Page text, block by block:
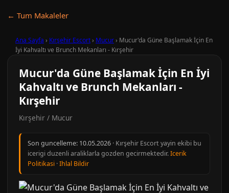
← Tum Makaleler
Ana Sayfa › Kırşehir Escort› Mucur› Mucur'da Güne Başlamak İçin En
İyi Kahvaltı ve Brunch Mekanları - Kırşehir
Mucur'da Güne Başlamak İçin En İyi
Kahvaltı ve Brunch Mekanları -
Kırşehir
Kırşehir / Mucur
Son guncelleme: 10.05.2026 · Kırşehir Escort yayin ekibi bu
icerigi duzenli araliklarla gozden gecirmektedir.Icerik
Politikasi ·Ihlal Bildir